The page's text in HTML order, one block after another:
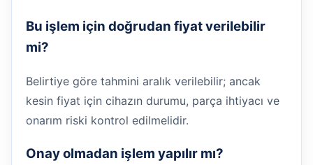
Bu işlem için doğrudan fiyat verilebilir
mi?
Belirtiye göre tahmini aralık verilebilir; ancak
kesin fiyat için cihazın durumu, parça ihtiyacı ve
onarım riski kontrol edilmelidir.
Onay olmadan işlem yapılır mı?